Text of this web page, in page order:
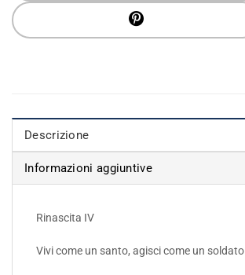
Descrizione
Informazioni aggiuntive
Rinascita IV
Vivi come un santo, agisci come un soldato